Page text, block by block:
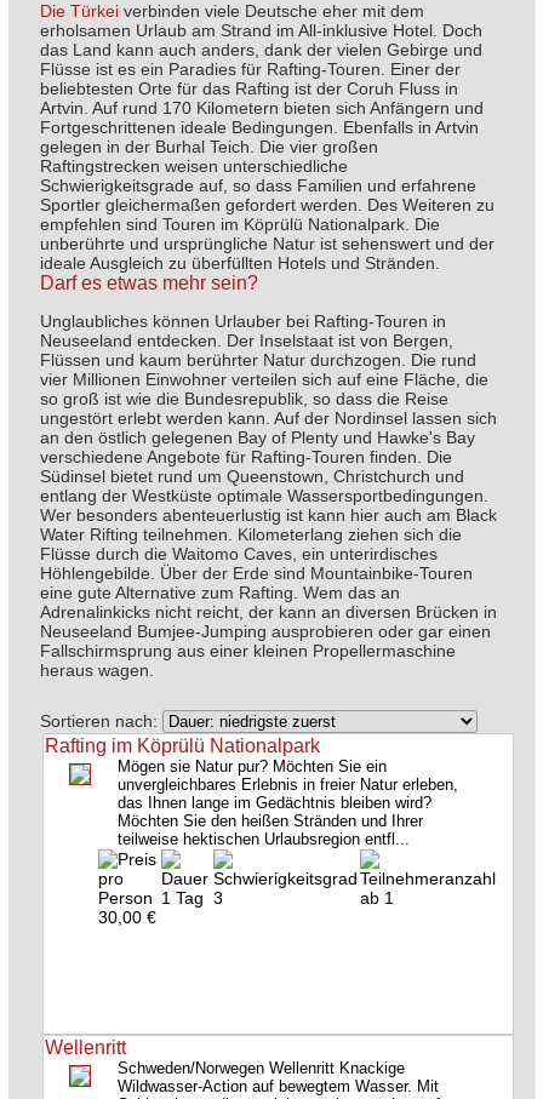
Die Türkeiverbinden viele Deutsche eher mit dem
erholsamen Urlaub am Strand im All-inklusive Hotel. Doch
das Land kann auch anders, dank der vielen Gebirge und
Flüsse ist es ein Paradies für Rafting-Touren. Einer der
beliebtesten Orte für das Rafting ist der Coruh Fluss in
Artvin. Auf rund 170 Kilometern bieten sich Anfängern und
Fortgeschrittenen ideale Bedingungen. Ebenfalls in Artvin
gelegen in der Burhal Teich. Die vier großen
Raftingstrecken weisen unterschiedliche
Schwierigkeitsgrade auf, so dass Familien und erfahrene
Sportler gleichermaßen gefordert werden. Des Weiteren zu
empfehlen sind Touren im Köprülü Nationalpark. Die
unberührte und ursprüngliche Natur ist sehenswert und der
ideale Ausgleich zu überfüllten Hotels und Stränden.
Darf es etwas mehr sein?
Unglaubliches können Urlauber bei Rafting-Touren in
Neuseeland entdecken. Der Inselstaat ist von Bergen,
Flüssen und kaum berührter Natur durchzogen. Die rund
vier Millionen Einwohner verteilen sich auf eine Fläche, die
so groß ist wie die Bundesrepublik, so dass die Reise
ungestört erlebt werden kann. Auf der Nordinsel lassen sich
an den östlich gelegenen Bay of Plenty und Hawke's Bay
verschiedene Angebote für Rafting-Touren finden. Die
Südinsel bietet rund um Queenstown, Christchurch und
entlang der Westküste optimale Wassersportbedingungen.
Wer besonders abenteuerlustig ist kann hier auch am Black
Water Rifting teilnehmen. Kilometerlang ziehen sich die
Flüsse durch die Waitomo Caves, ein unterirdisches
Höhlengebilde. Über der Erde sind Mountainbike-Touren
eine gute Alternative zum Rafting. Wem das an
Adrenalinkicks nicht reicht, der kann an diversen Brücken in
Neuseeland Bumjee-Jumping ausprobieren oder gar einen
Fallschirmsprung aus einer kleinen Propellermaschine
heraus wagen.
Sortieren nach:
Rafting im Köprülü Nationalpark
Mögen sie Natur pur? Möchten Sie ein
unvergleichbares Erlebnis in freier Natur erleben,
das Ihnen lange im Gedächtnis bleiben wird?
Möchten Sie den heißen Stränden und Ihrer
teilweise hektischen Urlaubsregion entfl...
30,00 €
1 Tag 3 ab 1
Wellenritt
Schweden/Norwegen Wellenritt Knackige
Wildwasser-Action auf bewegtem Wasser. Mit